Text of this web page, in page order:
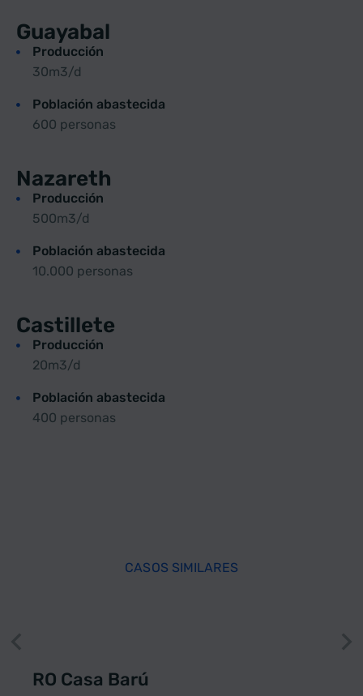
Guayabal
Producción
30m3/d
Población abastecida
600 personas
Nazareth
Producción
500m3/d
Población abastecida
10.000 personas
Castillete
Producción
20m3/d
Población abastecida
400 personas
CASOS SIMILARES
RO Casa Barú